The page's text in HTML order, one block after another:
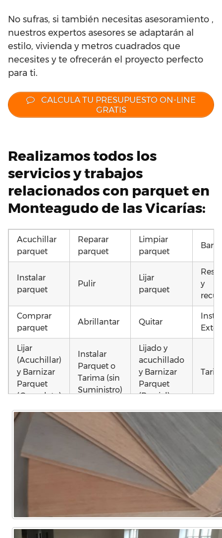
No sufras, si también necesitas asesoramiento ,
nuestros expertos asesores se adaptarán al
estilo, vivienda y metros cuadrados que
necesites y te ofrecerán el proyecto perfecto
para ti.
CALCULA TU PRESUPUESTO ON-LINE
GRATIS
Realizamos todos los
servicios y trabajos
relacionados con parquet en
Monteagudo de las Vicarías:
Acuchillar
parquet
Reparar
parquet
Limpiar
parquet
Instalar
parquet
Pulir
Lijar
parquet
y
Comprar
parquet
Abrillantar Quitar
Lijar
(Acuchillar)
y Barnizar
Parquet
(Completo)
Instalar
Parquet o
Tarima (sin
Suministro)
Lijado y
acuchillado
y Barnizar
Parquet
(Parcial)
Poner
Local
Comercial
parquet o
Tarima
Vivienda
(Completa)
parquet o
Tarima
Vivienda
(Parcial)